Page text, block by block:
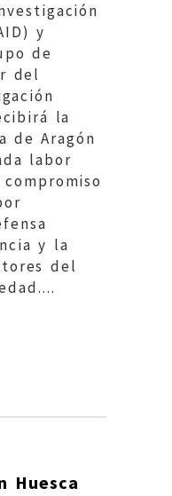
y
de
del
la
de Aragón
labor
y la
del
Huesca